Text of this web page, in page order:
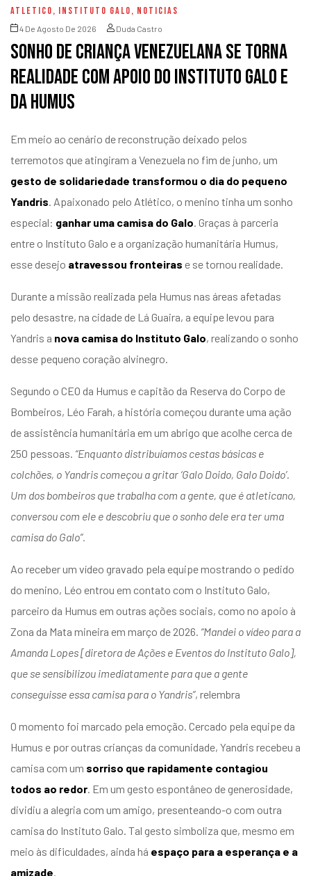
ATLETICO, INSTITUTO GALO, NOTICIAS
4 De Agosto De 2026 Duda Castro
Sonho de criança venezuelana se torna
realidade com apoio do Instituto Galo e
da Humus
Em meio ao cenário de reconstrução deixado pelos
terremotos que atingiram a Venezuela no fim de junho, um
gesto de solidariedade transformou o dia do pequeno
Yandris . Apaixonado pelo Atlético, o menino tinha um sonho
especial: ganhar uma camisa do Galo . Graças à parceria
entre o Instituto Galo e a organização humanitária Humus,
esse desejo atravessou fronteiras e se tornou realidade.
Durante a missão realizada pela Humus nas áreas afetadas
pelo desastre, na cidade de Lá Guaira, a equipe levou para
Yandris a nova camisa do Instituto Galo, realizando o sonho
desse pequeno coração alvinegro.
Segundo o CEO da Humus e capitão da Reserva do Corpo de
Bombeiros, Léo Farah, a história começou durante uma ação
de assistência humanitária em um abrigo que acolhe cerca de
250 pessoas. “Enquanto distribuíamos cestas básicas e
colchões, o Yandris começou a gritar ‘Galo Doido, Galo Doido’.
Um dos bombeiros que trabalha com a gente, que é atleticano,
conversou com ele e descobriu que o sonho dele era ter uma
camisa do Galo”.
Ao receber um vídeo gravado pela equipe mostrando o pedido
do menino, Léo entrou em contato com o Instituto Galo,
parceiro da Humus em outras ações sociais, como no apoio à
Zona da Mata mineira em março de 2026. “Mandei o vídeo para a
Amanda Lopes [diretora de Ações e Eventos do Instituto Galo],
que se sensibilizou imediatamente para que a gente
conseguisse essa camisa para o Yandris”, relembra
O momento foi marcado pela emoção. Cercado pela equipe da
Humus e por outras crianças da comunidade, Yandris recebeu a
camisa com um sorriso que rapidamente contagiou
todos ao redor . Em um gesto espontâneo de generosidade,
dividiu a alegria com um amigo, presenteando-o com outra
camisa do Instituto Galo. Tal gesto simboliza que, mesmo em
meio às dificuldades, ainda há espaço para a esperança e a
amizade